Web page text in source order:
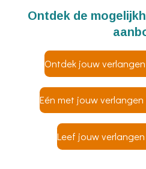
Ontdek de
Ontdek jouw
Eén met jouw
Leef jouw